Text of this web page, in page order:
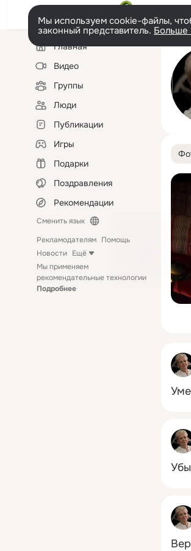
Мы используем cookie-файлы,
законный представитель. Больше
Левая
колонкаГлавная
Видео
Группы
Люди
Публикации
Игры
Подарки
Поздравления
Рекомендации
Сменить язык
Рекламодателям Помощь
Новости Ещё
Мы применяем
рекомендательные технологии
Подробнее
Фид
Фид
Фид